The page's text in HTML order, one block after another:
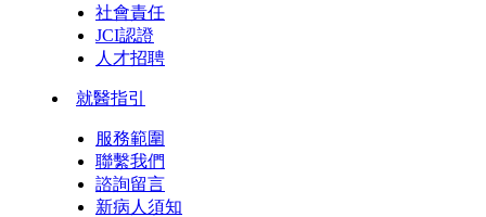
社會責任
JCI認證
人才招聘
就醫指引
服務範圍
聯繫我們
諮詢留言
新病人須知